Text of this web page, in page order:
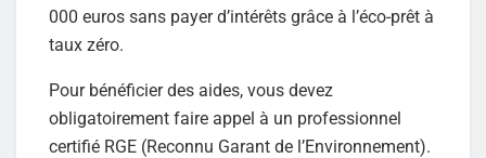
000 euros sans payer d’intérêts grâce à l’éco-prêt à
taux zéro.
Pour bénéficier des aides, vous devez
obligatoirement faire appel à un professionnel
certifié RGE (Reconnu Garant de l’Environnement).